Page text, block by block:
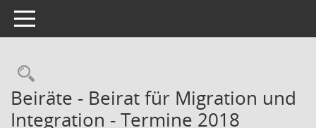
Toggle navigation
Rechercheauswahl
Beiräte - Beirat für Migration und
Integration - Termine 2018